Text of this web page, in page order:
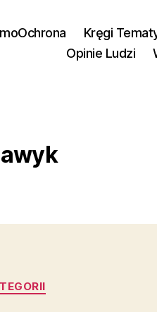
Kręgi
Opinie Ludzi
Kategorie